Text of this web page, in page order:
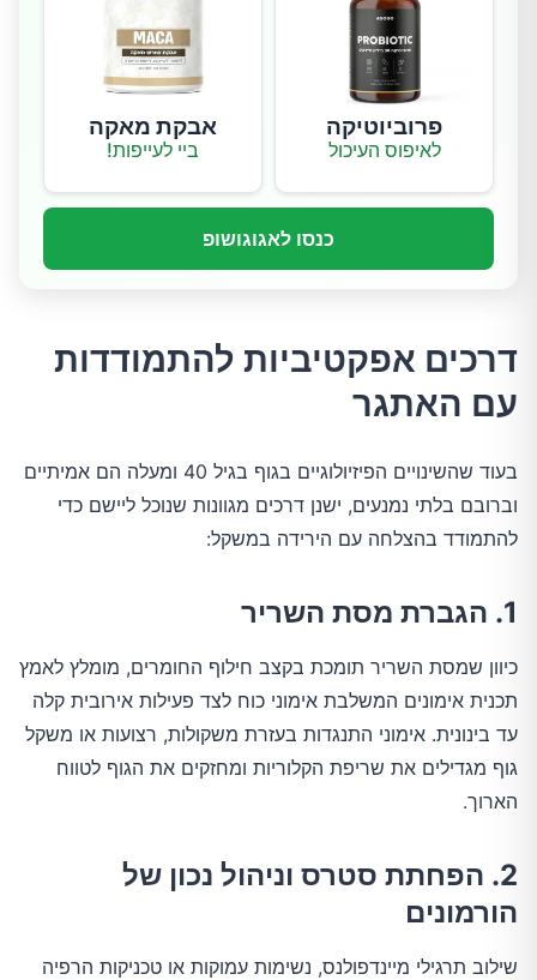
פרוביוטיקה
לאיפוס העיכול
אבקת מאקה
ביי לעייפות!
כנסו לאגוגושופ
דרכים אפקטיביות להתמודדות
עם האתגר
בעוד שהשינויים הפיזיולוגיים בגוף בגיל 40 ומעלה הם אמיתיים
וברובם בלתי נמנעים, ישנן דרכים מגוונות שנוכל ליישם כדי
להתמודד בהצלחה עם הירידה במשקל:
1. הגברת מסת השריר
כיוון שמסת השריר תומכת בקצב חילוף החומרים, מומלץ לאמץ
תכנית אימונים המשלבת אימוני כוח לצד פעילות אירובית קלה
עד בינונית. אימוני התנגדות בעזרת משקולות, רצועות או משקל
גוף מגדילים את שריפת הקלוריות ומחזקים את הגוף לטווח
הארוך.
2. הפחתת סטרס וניהול נכון של
הורמונים
שילוב תרגילי מיינדפולנס, נשימות עמוקות או טכניקות הרפיה